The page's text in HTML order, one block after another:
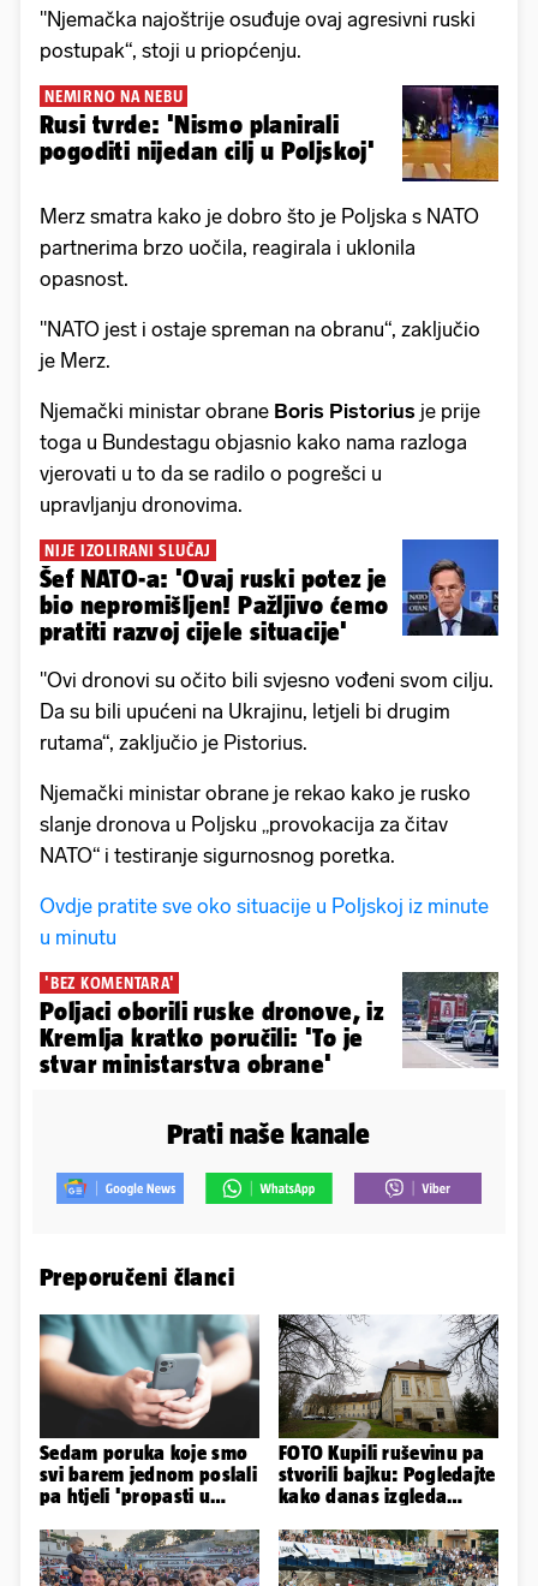
"Njemačka najoštrije osuđuje ovaj agresivni ruski
postupak“, stoji u priopćenju.
NEMIRNO NA NEBU
Rusi tvrde: 'Nismo planirali
pogoditi nijedan cilj u Poljskoj'
Merz smatra kako je dobro što je Poljska s NATO
partnerima brzo uočila, reagirala i uklonila
opasnost.
"NATO jest i ostaje spreman na obranu“, zaključio
je Merz.
Njemački ministar obrane Boris Pistorius je prije
toga u Bundestagu objasnio kako nama razloga
vjerovati u to da se radilo o pogrešci u
upravljanju dronovima.
NIJE IZOLIRANI SLUČAJ
Šef NATO-a: 'Ovaj ruski potez je
bio nepromišljen! Pažljivo ćemo
pratiti razvoj cijele situacije'
"Ovi dronovi su očito bili svjesno vođeni svom cilju.
Da su bili upućeni na Ukrajinu, letjeli bi drugim
rutama“, zaključio je Pistorius.
Njemački ministar obrane je rekao kako je rusko
slanje dronova u Poljsku „provokacija za čitav
NATO“ i testiranje sigurnosnog poretka.
Ovdje pratite sve oko situacije u Poljskoj iz minute
u minutu
'BEZ KOMENTARA'
Poljaci oborili ruske dronove, iz
Kremlja kratko poručili: 'To je
stvar ministarstva obrane'
Prati naše kanale
Preporučeni članci
Sedam poruka koje smo
svi barem jednom poslali
pa htjeli 'propasti u
FOTO Kupili ruševinu pa
stvorili bajku: Pogledajte
kako danas izgleda